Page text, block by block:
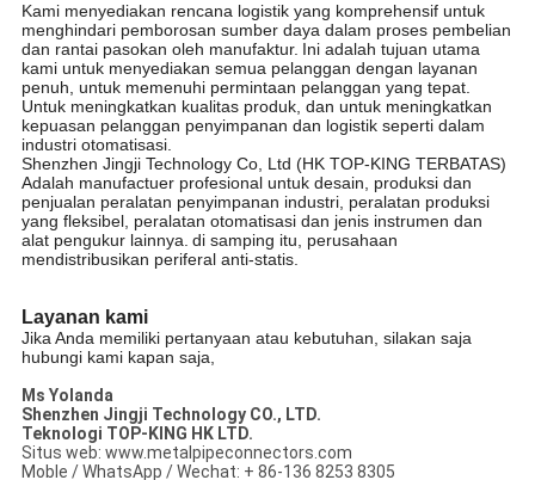
Kami menyediakan rencana logistik yang komprehensif untuk
menghindari pemborosan sumber daya dalam proses pembelian
dan rantai pasokan oleh manufaktur. Ini adalah tujuan utama
kami untuk menyediakan semua pelanggan dengan layanan
penuh, untuk memenuhi permintaan pelanggan yang tepat.
Untuk meningkatkan kualitas produk, dan untuk meningkatkan
kepuasan pelanggan penyimpanan dan logistik seperti dalam
industri otomatisasi.
Shenzhen Jingji Technology Co, Ltd (HK TOP-KING TERBATAS)
Adalah manufactuer profesional untuk desain, produksi dan
penjualan peralatan penyimpanan industri, peralatan produksi
yang fleksibel, peralatan otomatisasi dan jenis instrumen dan
alat pengukur lainnya. di samping itu, perusahaan
mendistribusikan periferal anti-statis.
Layanan kami
Jika Anda memiliki pertanyaan atau kebutuhan, silakan saja
hubungi kami kapan saja,
Ms Yolanda
Shenzhen Jingji Technology CO., LTD.
Teknologi TOP-KING HK LTD.
Situs web: www.metalpipeconnectors.com
Moble / WhatsApp / Wechat: + 86-136 8253 8305